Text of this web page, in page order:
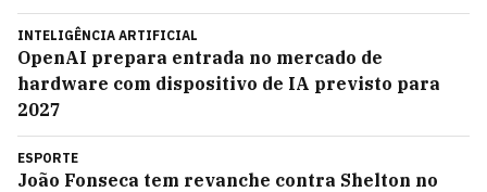
INTELIGÊNCIA ARTIFICIAL
OpenAI prepara entrada no mercado de
hardware com dispositivo de IA previsto para
2027
ESPORTE
João Fonseca tem revanche contra Shelton no